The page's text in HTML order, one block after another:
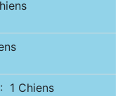
1 Chiens